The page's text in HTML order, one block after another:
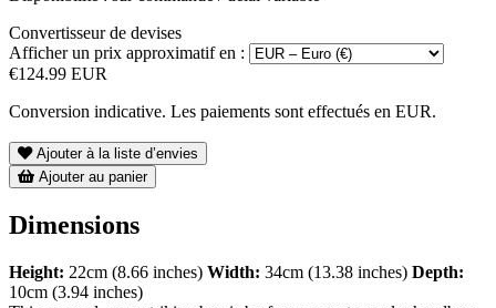
Convertisseur de devises
Afficher un prix approximatif en :
€124.99 EUR
Conversion indicative. Les paiements sont effectués en EUR.
Ajouter à la liste d’envies
Ajouter au panier
Dimensions
Height: 22cm (8.66 inches) Width: 34cm (13.38 inches) Depth:
10cm (3.94 inches)